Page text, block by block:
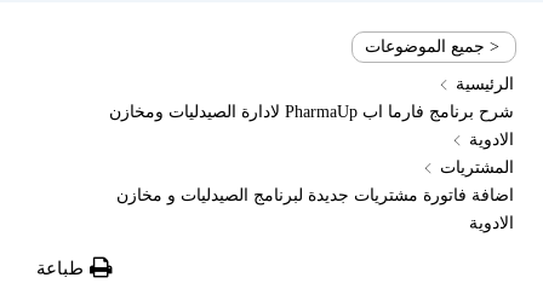
< جميع الموضوعات
الرئيسية
شرح برنامج فارما اب PharmaUp لادارة الصيدليات ومخازن
الادوية
المشتريات
اضافة فاتورة مشتريات جديدة لبرنامج الصيدليات و مخازن
الادوية
طباعة